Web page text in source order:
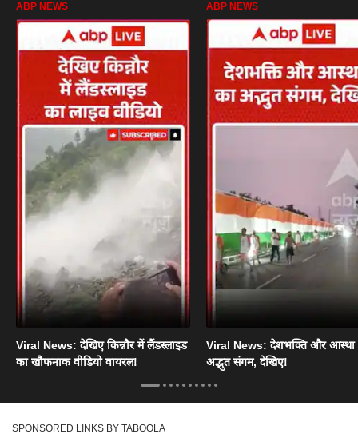
ABP NEWS
Viral News: देखिए किन्नौर में लैंडस्लाइड
का खौफनाक वीडियो वायरल!
ABP NEWS
Viral News: देशभक्ति और आस्था
अद्भुत संगम, देखिए!
SPONSORED LINKS BY TABOOLA